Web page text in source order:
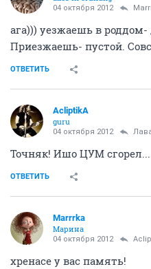
щас еще полста км домой
ОТВЕТИТЬ
Лава_Лагуна
такую температуру я
в декабре 2000 года
ОТВЕТИТЬ
Marrrka
04 октября 2012
не, ну в момент